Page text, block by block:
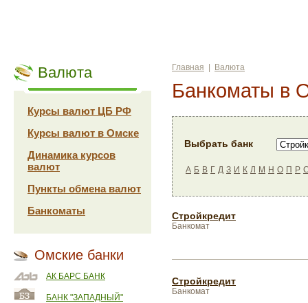
Валюта
Курсы валют ЦБ РФ
Курсы валют в Омске
Динамика курсов
валют
Пункты обмена валют
Банкоматы
Омские банки
АК БАРС БАНК
БАНК "ЗАПАДНЫЙ"
Главная Валюта
Банкоматы в
Выбрать банк
А Б В Г Д З И К Л М Н О П Р
Стройкредит
Банкомат
Стройкредит
Банкомат